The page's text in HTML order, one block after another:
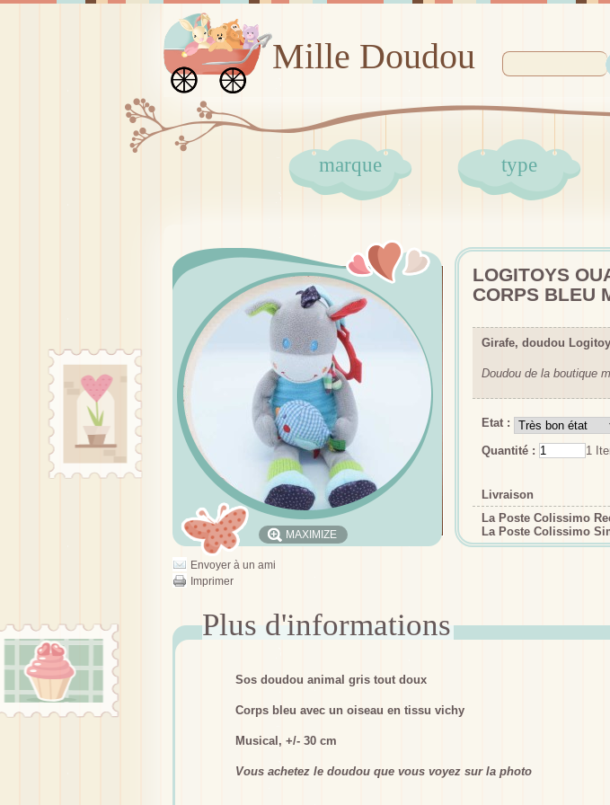
Mille Doudou
marque type
MAXIMIZE
Envoyer à un ami
Imprimer
LOGITOYS
CORPS BLEU
Girafe, doudou
Doudou de la boutique
Etat :
Quantité : 1
Livraison
La Poste Colissimo
La Poste Colissimo
Sos doudou animal gris tout doux
Corps bleu avec un oiseau en tissu vichy
Musical, +/- 30 cm
Vous achetez le doudou que vous voyez sur la photo